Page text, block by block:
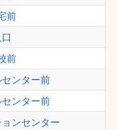
前
前
ンター前
ンター前
ンセンター